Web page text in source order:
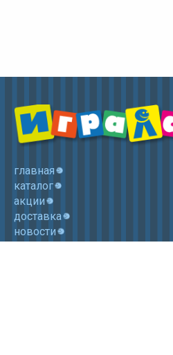
главная
каталог
акции
доставка
новости